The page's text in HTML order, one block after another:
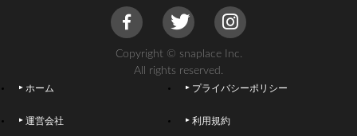
Copyright © snaplace Inc.
All rights reserved.
ホーム プライバシーポリシー
運営会社 利用規約